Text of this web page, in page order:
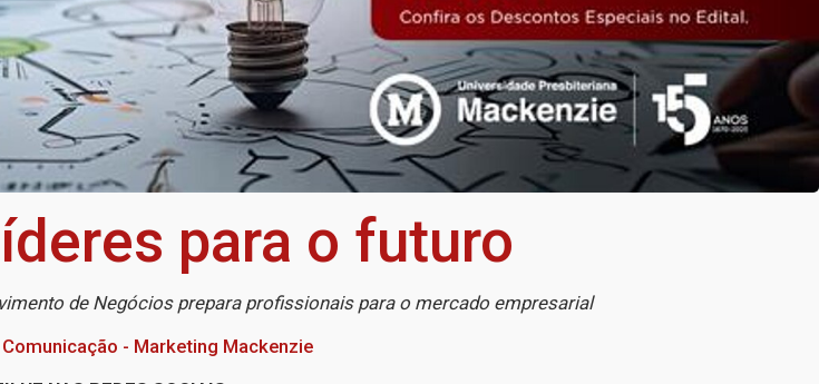
para o futuro
de Negócios prepara profissionais para o mercado empresarial
Comunicação - Marketing Mackenzie